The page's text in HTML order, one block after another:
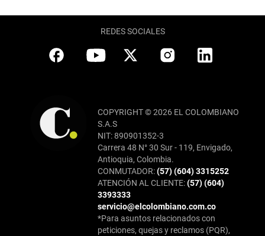
REDES SOCIALES
COPYRIGHT © 2026 EL COLOMBIANO
S.A.S
NIT: 890901352-3
Carrera 48 N° 30 Sur - 119, Envigado,
Antioquia, Colombia.
CONMUTADOR:(57) (604) 3315252
ATENCIÓN AL CLIENTE:(57) (604)
3393333
servicio@elcolombiano.com.co
*Para asuntos relacionados con
peticiones, quejas y reclamos (PQR),